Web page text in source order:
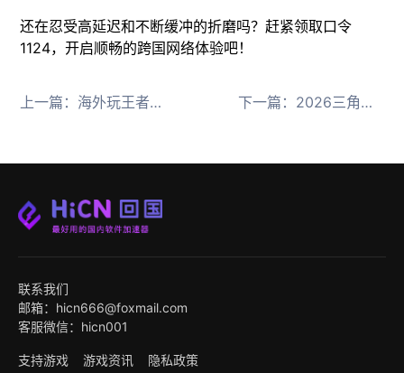
还在忍受高延迟和不断缓冲的折磨吗？赶紧领取口令
1124，开启顺畅的跨国网络体验吧！
上一篇： 海外玩王者荣耀世界掉线就用HiCN回国加速器 下一篇： 2026三角洲行动猛攻节 海外玩家用回国加速器流畅领福利
联系我们
邮箱：hicn666@foxmail.com
客服微信：hicn001
支持游戏 游戏资讯 隐私政策